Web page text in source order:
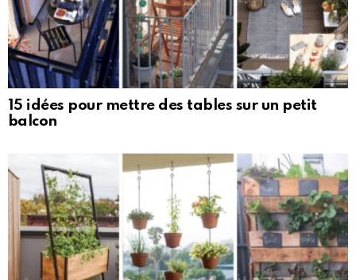
15 idées pour mettre des tables sur un petit
balcon